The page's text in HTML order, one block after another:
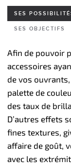
SES
SES OBJECTIFS
Afin de pouvoir
accessoires
de vos
palette de
des taux de
D’autres effets
fines textures,
affaire de goût,
avec les